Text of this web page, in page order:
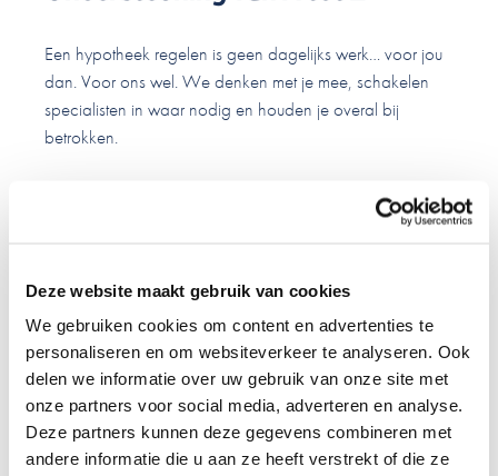
Deze website maakt gebruik van cookies
We gebruiken cookies om content en advertenties te
personaliseren en om websiteverkeer te analyseren. Ook
delen we informatie over uw gebruik van onze site met
onze partners voor social media, adverteren en analyse.
Deze partners kunnen deze gegevens combineren met
andere informatie die u aan ze heeft verstrekt of die ze
Een hypotheek regelen is geen dagelijks werk… voor jou
dan. Voor ons wel. We denken met je mee, schakelen
specialisten in waar nodig en houden je overal bij
betrokken.
Altijd in de buurt
Onze adviseurs kennen Ede en de omgeving. Tegelijk
profiteer je van de kracht van ons landelijke netwerk. Het
beste van twee werelden dus.